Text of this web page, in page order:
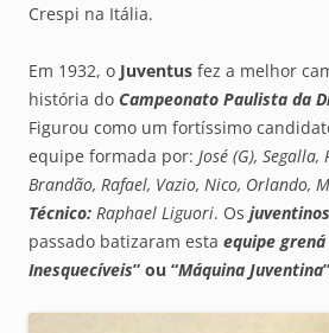
Crespi na Itália.
Em 1932, o Juventus fez a melhor
história do Campeonato Paulista da
Figurou como um fortíssimo
equipe formada por: José (G),
Brandão, Rafael, Vazio, Nico, Orlando,
Técnico: Raphael Liguori. Os juventinos
passado batizaram esta equipe grená
Inesquecíveis” ou “Máquina Juventina